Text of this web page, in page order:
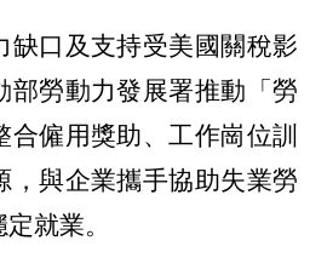
缺口及支持受美國關稅影
部勞動力發展署推動「勞
僱用獎助、工作崗位訓
，與企業攜手協助失業勞
就業。